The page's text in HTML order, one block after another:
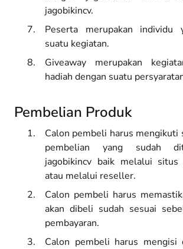
jagobikincv.
Peserta merupakan individu
suatu kegiatan.
Giveaway merupakan
hadiah dengan suatu
Pembelian Produk
Calon pembeli harus mengikuti
pembelian yang sudah
jagobikincv baik melalui situs
atau melalui reseller.
Calon pembeli harus
akan dibeli sudah sesuai
pembayaran.
Calon pembeli harus mengisi